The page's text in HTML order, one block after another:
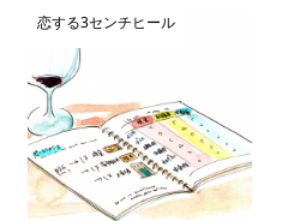
恋する3センチヒール